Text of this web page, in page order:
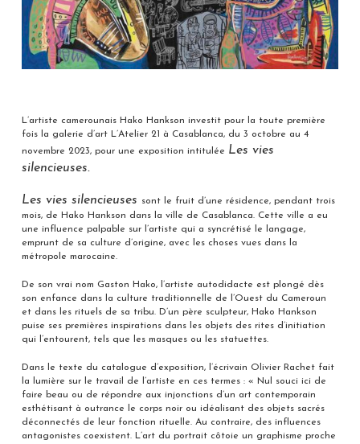
L’artiste camerounais Hako Hankson investit pour la toute première
fois la galerie d’art L’Atelier 21 à Casablanca, du 3 octobre au 4
novembre 2023, pour une exposition intitulée Les vies
silencieuses.
Les vies silencieuses sont le fruit d’une résidence, pendant trois
mois, de Hako Hankson dans la ville de Casablanca. Cette ville a eu
une influence palpable sur l’artiste qui a syncrétisé le langage,
emprunt de sa culture d’origine, avec les choses vues dans la
métropole marocaine.
De son vrai nom Gaston Hako, l’artiste autodidacte est plongé dès
son enfance dans la culture traditionnelle de l’Ouest du Cameroun
et dans les rituels de sa tribu. D’un père sculpteur, Hako Hankson
puise ses premières inspirations dans les objets des rites d’initiation
qui l’entourent, tels que les masques ou les statuettes.
Dans le texte du catalogue d’exposition, l’écrivain Olivier Rachet fait
la lumière sur le travail de l’artiste en ces termes : « Nul souci ici de
faire beau ou de répondre aux injonctions d’un art contemporain
esthétisant à outrance le corps noir ou idéalisant des objets sacrés
déconnectés de leur fonction rituelle. Au contraire, des influences
antagonistes coexistent. L’art du portrait côtoie un graphisme proche